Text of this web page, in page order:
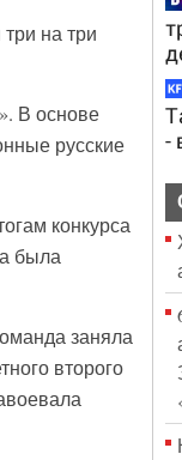
на три
В основе
русские
конкурса
была
заняла
второго
-